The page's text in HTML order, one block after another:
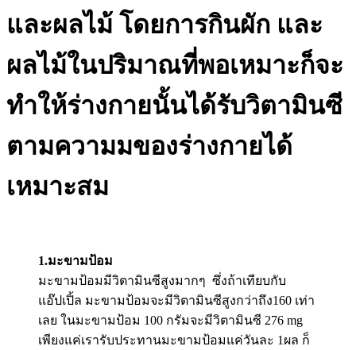
และผลไม้ โดยการกินผัก และ
ผลไม้ในปริมาณที่พอเหมาะก็จะ
ทำให้ร่างกายนั้นได้รับวิตามินซี
ตามความมของร่างกายได้
เหมาะสม
1.มะขามป้อม
มะขามป้อมมีวิตามินซีสูงมากๆ ซึ่งถ้าเทียบกับ
แอ๊ปเปิ้ล มะขามป้อมจะมีวิตามินซีสูงกว่าถึง160 เท่า
เลย ในมะขามป้อม 100 กรัมจะมีวิตามินซี 276 mg
เพียงแค่เรารับประทานมะขามป้อมแค่วันละ 1ผล ก็